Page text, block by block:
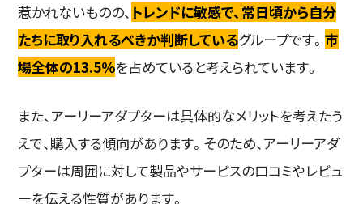
惹かれないものの、 トレンドに敏感で、常日頃から自分
たちに取り入れるべきか判断しているグループです。市
場全体の13.5％を占めていると考えられています。
また、アーリーアダプターは具体的なメリットを考えたう
えで、購入する傾向があります。そのため、アーリーアダ
プターは周囲に対して製品やサービスの口コミやレビュ
ーを伝える性質があります。